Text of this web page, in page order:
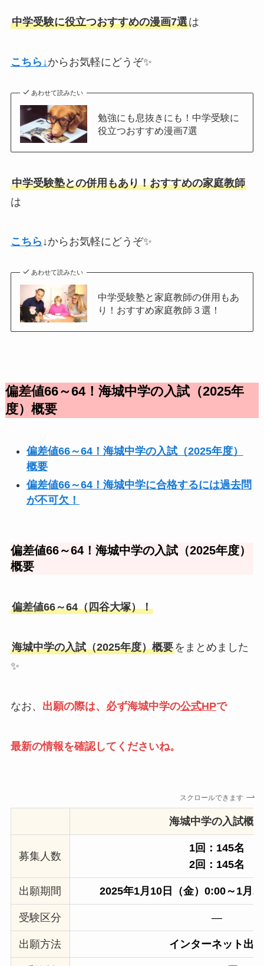
中学受験に役立つおすすめの漫画7選は
こちら↓からお気軽にどうぞ✨
あわせて読みたい
勉強にも息抜きにも！中学受験に
役立つおすすめ漫画7選
中学受験塾との併用もあり！おすすめの家庭教師
は
こちら ↓からお気軽にどうぞ✨
あわせて読みたい
中学受験塾と家庭教師の併用もあ
り！おすすめ家庭教師３選！
偏差値66～64！海城中学の入試（2025年
度）概要
偏差値66～64！海城中学の入試（2025年度）
概要
偏差値66～64！海城中学に合格するには過去問
が不可欠！
偏差値66～64！海城中学の入試（2025年度）
概要
偏差値66～64（四谷大塚）！
海城中学の入試（2025年度）概要をまとめました
✨
なお、 出願の際は、必ず海城中学の公式HPで
最新の情報を確認してくださいね。
スクロールできます
海城中学の入試概要
募集人数
1回：145名
2回：145名
出願期間 2025年1月10日（金）0:00～1月
受験区分 ―
出願方法 インターネット出願